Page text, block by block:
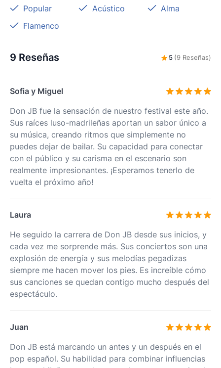
Popular Acústico
Alma
Flamenco
9 Reseñas 5 (9 Reseñas)
Sofia y Miguel
Don JB fue la sensación de nuestro festival este año.
Sus raíces luso-madrileñas aportan un sabor único a
su música, creando ritmos que simplemente no
puedes dejar de bailar. Su capacidad para conectar
con el público y su carisma en el escenario son
realmente impresionantes. ¡Esperamos tenerlo de
vuelta el próximo año!
Laura
He seguido la carrera de Don JB desde sus inicios, y
cada vez me sorprende más. Sus conciertos son una
explosión de energía y sus melodías pegadizas
siempre me hacen mover los pies. Es increíble cómo
sus canciones se quedan contigo mucho después del
espectáculo.
Juan
Don JB está marcando un antes y un después en el
pop español. Su habilidad para combinar influencias